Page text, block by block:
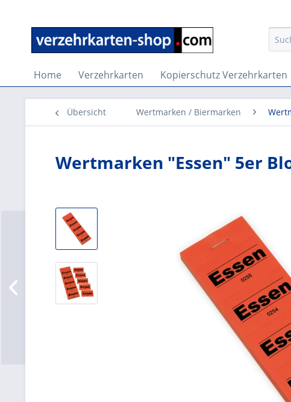
Home Verzehrkarten Kopierschutz Verzehrkarten
Übersicht Wertmarken / Biermarken
Wertmarken "Essen" 5er